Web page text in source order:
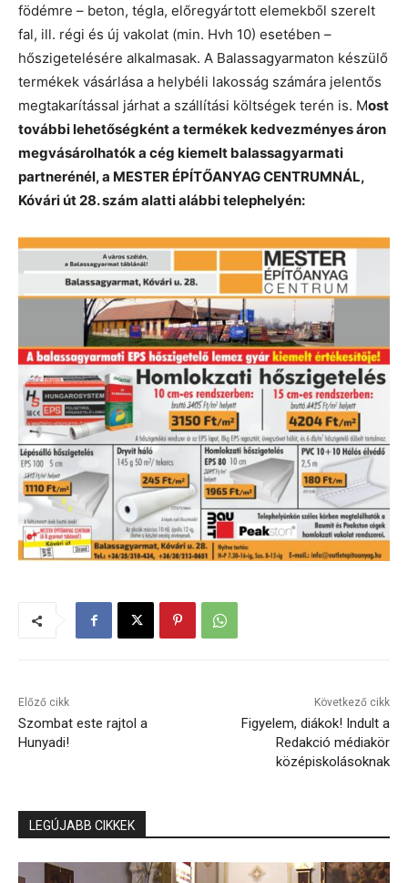
födémre – beton, tégla, előregyártott elemekből szerelt
fal, ill. régi és új vakolat (min. Hvh 10) esetében –
hőszigetelésére alkalmasak. A Balassagyarmaton készülő
termékek vásárlása a helybéli lakosság számára jelentős
megtakarítással járhat a szállítási költségek terén is. Most
további lehetőségként a termékek kedvezményes áron
megvásárolhatók a cég kiemelt balassagyarmati
partnerénél, a MESTER ÉPÍTŐANYAG CENTRUMNÁL,
Kóvári út 28. szám alatti alábbi telephelyén:
Előző cikk
Szombat este rajtol a
Hunyadi!
Következő cikk
Figyelem, diákok! Indult a
Redakció médiakör
középiskolásoknak
LEGÚJABB CIKKEK